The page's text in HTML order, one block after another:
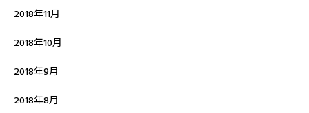
2018年11月
2018年10月
2018年9月
2018年8月